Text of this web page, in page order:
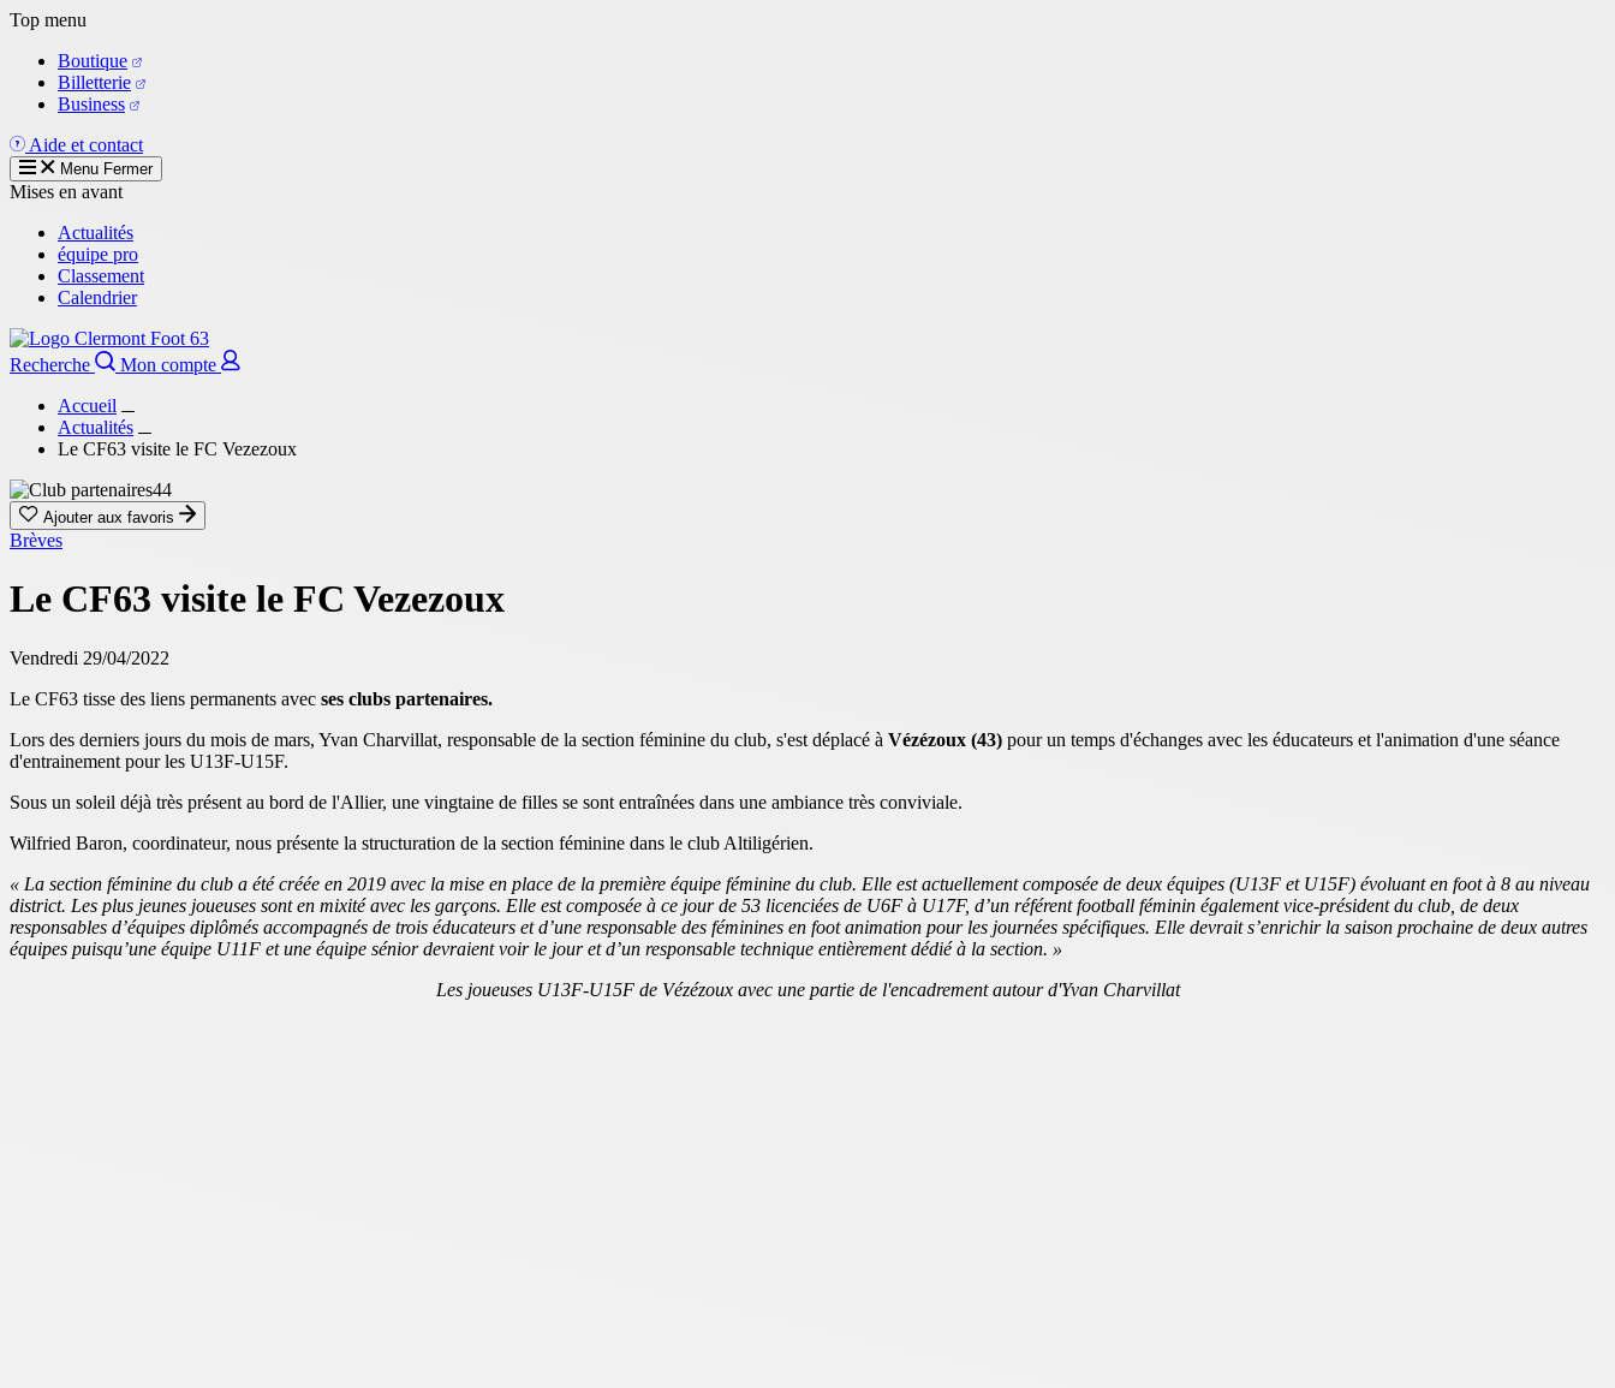
Aller
contenu
principal
Top menu
Boutique
Billetterie
Business
Aide et contact
Menu Fermer
Mises en avant
Actualités
équipe pro
Classement
Calendrier
Recherche
Mon compte
Accueil
Actualités
Le CF63 visite le FC Vezezoux
Ajouter aux favoris
Brèves
Le CF63 visite le FC Vezezoux
Vendredi 29/04/2022
Le CF63 tisse des liens permanents avec ses clubs partenaires.
Lors des derniers jours du mois de mars, Yvan Charvillat, responsable de la section féminine du club, s'est déplacé à Vézézoux (43) pour un temps d'échanges avec les éducateurs et l'animation d'une séance
d'entrainement pour les U13F-U15F.
Sous un soleil déjà très présent au bord de l'Allier, une vingtaine de filles se sont entraînées dans une ambiance très conviviale.
Wilfried Baron, coordinateur, nous présente la structuration de la section féminine dans le club Altiligérien.
« La section féminine du club a été créée en 2019 avec la mise en place de la première équipe féminine du club. Elle est actuellement composée de deux équipes (U13F et U15F) évoluant en foot à 8 au niveau
district. Les plus jeunes joueuses sont en mixité avec les garçons. Elle est composée à ce jour de 53 licenciées de U6F à U17F, d’un référent football féminin également vice-président du club, de deux
responsables d’équipes diplômés accompagnés de trois éducateurs et d’une responsable des féminines en foot animation pour les journées spécifiques. Elle devrait s’enrichir la saison prochaine de deux autres
équipes puisqu’une équipe U11F et une équipe sénior devraient voir le jour et d’un responsable technique entièrement dédié à la section. »
Les joueuses U13F-U15F de Vézézoux avec une partie de l'encadrement autour d'Yvan Charvillat